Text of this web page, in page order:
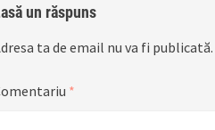
un răspuns
ta de email nu va fi publicată.
*